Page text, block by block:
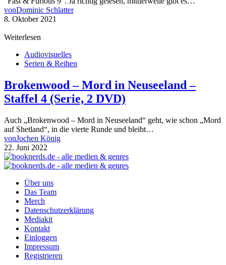
vonDominic Schlatter
8. Oktober 2021
Weiterlesen
Audiovisuelles
Serien & Reihen
Brokenwood – Mord in Neuseeland –
Staffel 4 (Serie, 2 DVD)
Auch „Brokenwood – Mord in Neuseeland“ geht, wie schon „Mord
auf Shetland“, in die vierte Runde und bleibt…
vonJochen König
22. Juni 2022
Über uns
Das Team
Merch
Datenschutzerklärung
Mediakit
Kontakt
Einloggen
Impressum
Registrieren